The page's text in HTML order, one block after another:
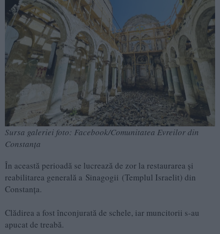
Sursa galeriei foto: Facebook/Comunitatea Evreilor din
Constanţa
În această perioadă se lucrează de zor la restaurarea și
reabilitarea generală a Sinagogii (Templul Israelit) din
Constanța.
Clădirea a fost înconjurată de schele, iar muncitorii s-au
apucat de treabă.